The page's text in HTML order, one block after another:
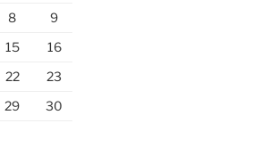
8
9
15
16
22
23
29
30